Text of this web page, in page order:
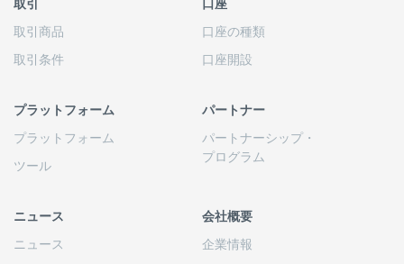
取引
取引商品
取引条件
口座
口座の種類
口座開設
プラットフォーム
プラットフォーム
ツール
パートナー
パートナーシップ・
プログラム
ニュース
ニュース
会社概要
企業情報